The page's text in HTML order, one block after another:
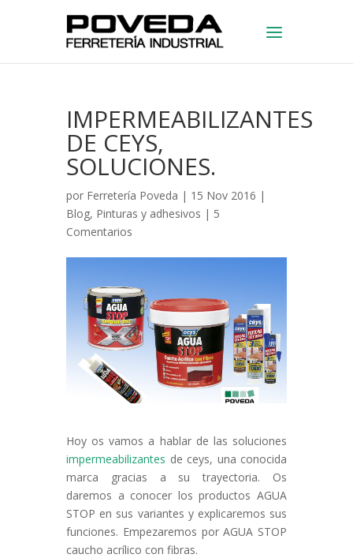
IMPERMEABILIZANTES
DE CEYS,
SOLUCIONES.
por Ferretería Poveda | 15 Nov 2016 |
Blog, Pinturas y adhesivos | 5
Comentarios
Hoy os vamos a hablar de las soluciones
impermeabilizantes de ceys, una conocida
marca gracias a su trayectoria. Os
daremos a conocer los productos AGUA
STOP en sus variantes y explicaremos sus
funciones. Empezaremos por AGUA STOP
caucho acrílico con fibras.